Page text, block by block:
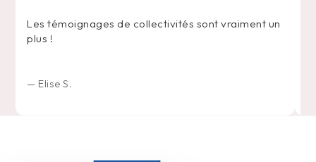
Les témoignages de collectivités sont vraiment un
plus !
— Elise S.